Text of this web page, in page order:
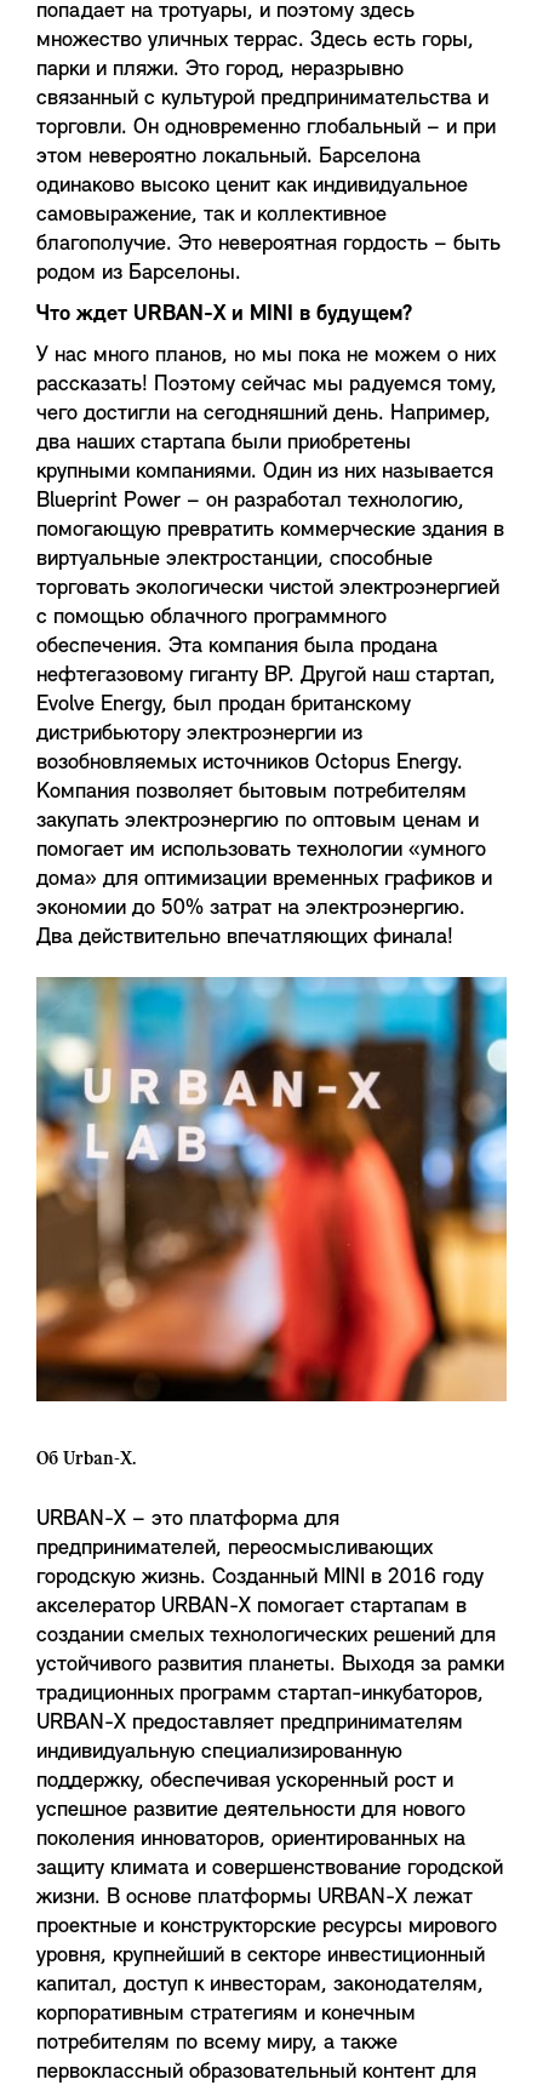
попадает на тротуары, и поэтому здесь
множество уличных террас. Здесь есть горы,
парки и пляжи. Это город, неразрывно
связанный с культурой предпринимательства и
торговли. Он одновременно глобальный – и при
этом невероятно локальный. Барселона
одинаково высоко ценит как индивидуальное
самовыражение, так и коллективное
благополучие. Это невероятная гордость – быть
родом из Барселоны.
Что ждет URBAN-X и MINI в будущем?
У нас много планов, но мы пока не можем о них
рассказать! Поэтому сейчас мы радуемся тому,
чего достигли на сегодняшний день. Например,
два наших стартапа были приобретены
крупными компаниями. Один из них называется
Blueprint Power – он разработал технологию,
помогающую превратить коммерческие здания в
виртуальные электростанции, способные
торговать экологически чистой электроэнергией
с помощью облачного программного
обеспечения. Эта компания была продана
нефтегазовому гиганту BP. Другой наш стартап,
Evolve Energy, был продан британскому
дистрибьютору электроэнергии из
возобновляемых источников Octopus Energy.
Компания позволяет бытовым потребителям
закупать электроэнергию по оптовым ценам и
помогает им использовать технологии «умного
дома» для оптимизации временных графиков и
экономии до 50% затрат на электроэнергию.
Два действительно впечатляющих финала!
Об Urban-X.
URBAN-X – это платформа для
предпринимателей, переосмысливающих
городскую жизнь. Созданный MINI в 2016 году
акселератор URBAN-X помогает стартапам в
создании смелых технологических решений для
устойчивого развития планеты. Выходя за рамки
традиционных программ стартап-инкубаторов,
URBAN-X предоставляет предпринимателям
индивидуальную специализированную
поддержку, обеспечивая ускоренный рост и
успешное развитие деятельности для нового
поколения инноваторов, ориентированных на
защиту климата и совершенствование городской
жизни. В основе платформы URBAN-X лежат
проектные и конструкторские ресурсы мирового
уровня, крупнейший в секторе инвестиционный
капитал, доступ к инвесторам, законодателям,
корпоративным стратегиям и конечным
потребителям по всему миру, а также
первоклассный образовательный контент для